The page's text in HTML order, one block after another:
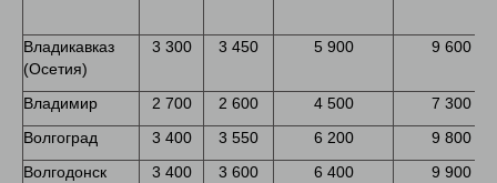
Владикавказ
(Осетия)
3 300 3 450 5 900 9 600
Владимир 2 700 2 600 4 500
7 300
Волгоград
3 400 3 550 6 200
9 800
Волгодонск
3 400 3 600 6 400
9 900